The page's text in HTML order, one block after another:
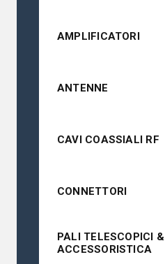
AMPLIFICATORI
ANTENNE
CAVI COASSIALI RF
CONNETTORI
PALI TELESCOPICI &
ACCESSORISTICA